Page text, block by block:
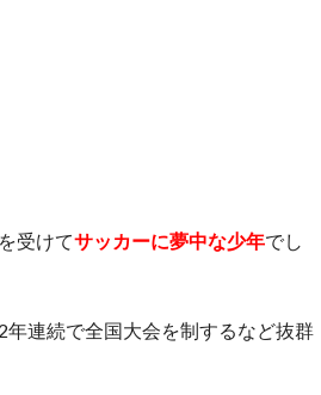
受けてサッカーに夢中な少年でし
連続で全国大会を制するなど抜群